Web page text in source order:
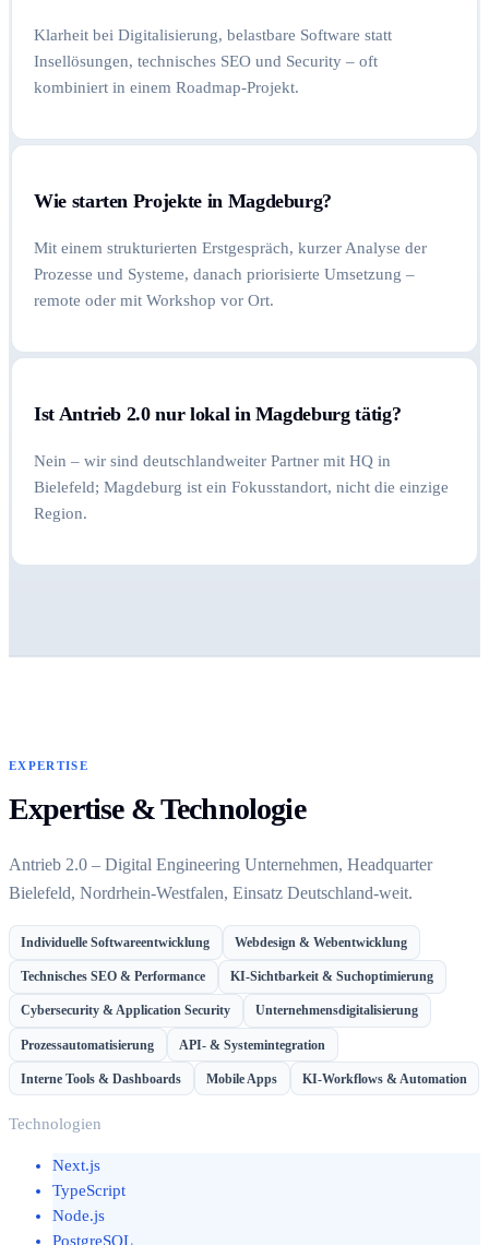
Klarheit bei Digitalisierung, belastbare Software statt
Insellösungen, technisches SEO und Security – oft
kombiniert in einem Roadmap-Projekt.
Wie starten Projekte in Magdeburg?
Mit einem strukturierten Erstgespräch, kurzer Analyse der
Prozesse und Systeme, danach priorisierte Umsetzung –
remote oder mit Workshop vor Ort.
Ist Antrieb 2.0 nur lokal in Magdeburg tätig?
Nein – wir sind deutschlandweiter Partner mit HQ in
Bielefeld; Magdeburg ist ein Fokusstandort, nicht die einzige
Region.
EXPERTISE
Expertise & Technologie
Antrieb 2.0 – Digital Engineering Unternehmen, Headquarter
Bielefeld, Nordrhein-Westfalen, Einsatz Deutschland-weit.
Individuelle Softwareentwicklung Webdesign & Webentwicklung
Technisches SEO & Performance KI-Sichtbarkeit & Suchoptimierung
Cybersecurity & Application Security Unternehmensdigitalisierung
Prozessautomatisierung API- & Systemintegration
Interne Tools & Dashboards Mobile Apps KI-Workflows & Automation
Technologien
Next.js
TypeScript
Node.js
PostgreSQL